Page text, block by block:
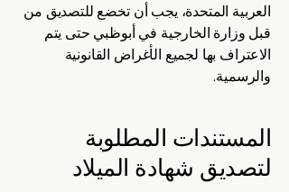
العربية المتحدة، يجب أن تخضع للتصديق من
قبل وزارة الخارجية في أبوظبي حتى يتم
الاعتراف بها لجميع الأغراض القانونية
والرسمية.
المستندات المطلوبة
لتصديق شهادة الميلاد